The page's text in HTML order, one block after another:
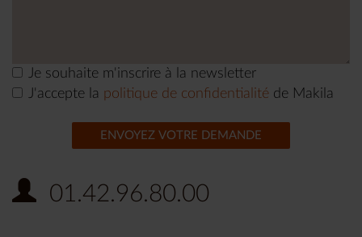
Je souhaite m'inscrire à la newsletter
J'accepte la politique de confidentialité de Makila
ENVOYEZ VOTRE DEMANDE
01.42.96.80.00